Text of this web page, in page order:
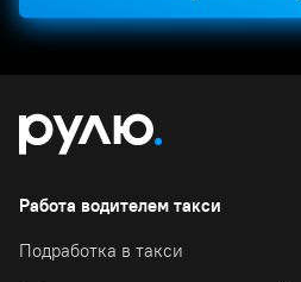
Работа водителем такси
Подработка в такси